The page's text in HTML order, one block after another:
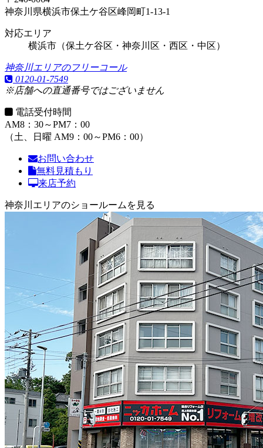
神奈川県横浜市保土ケ谷区峰岡町1-13-1
対応エリア
横浜市（保土ケ谷区・神奈川区・西区・中区）
神奈川エリアのフリーコール
0120-01-7549
※店舗への直通番号ではございません
電話受付時間
AM8：30～PM7：00
（土、日曜 AM9：00～PM6：00）
お問い合わせ
無料見積もり
来店予約
神奈川エリアのショールームを見る